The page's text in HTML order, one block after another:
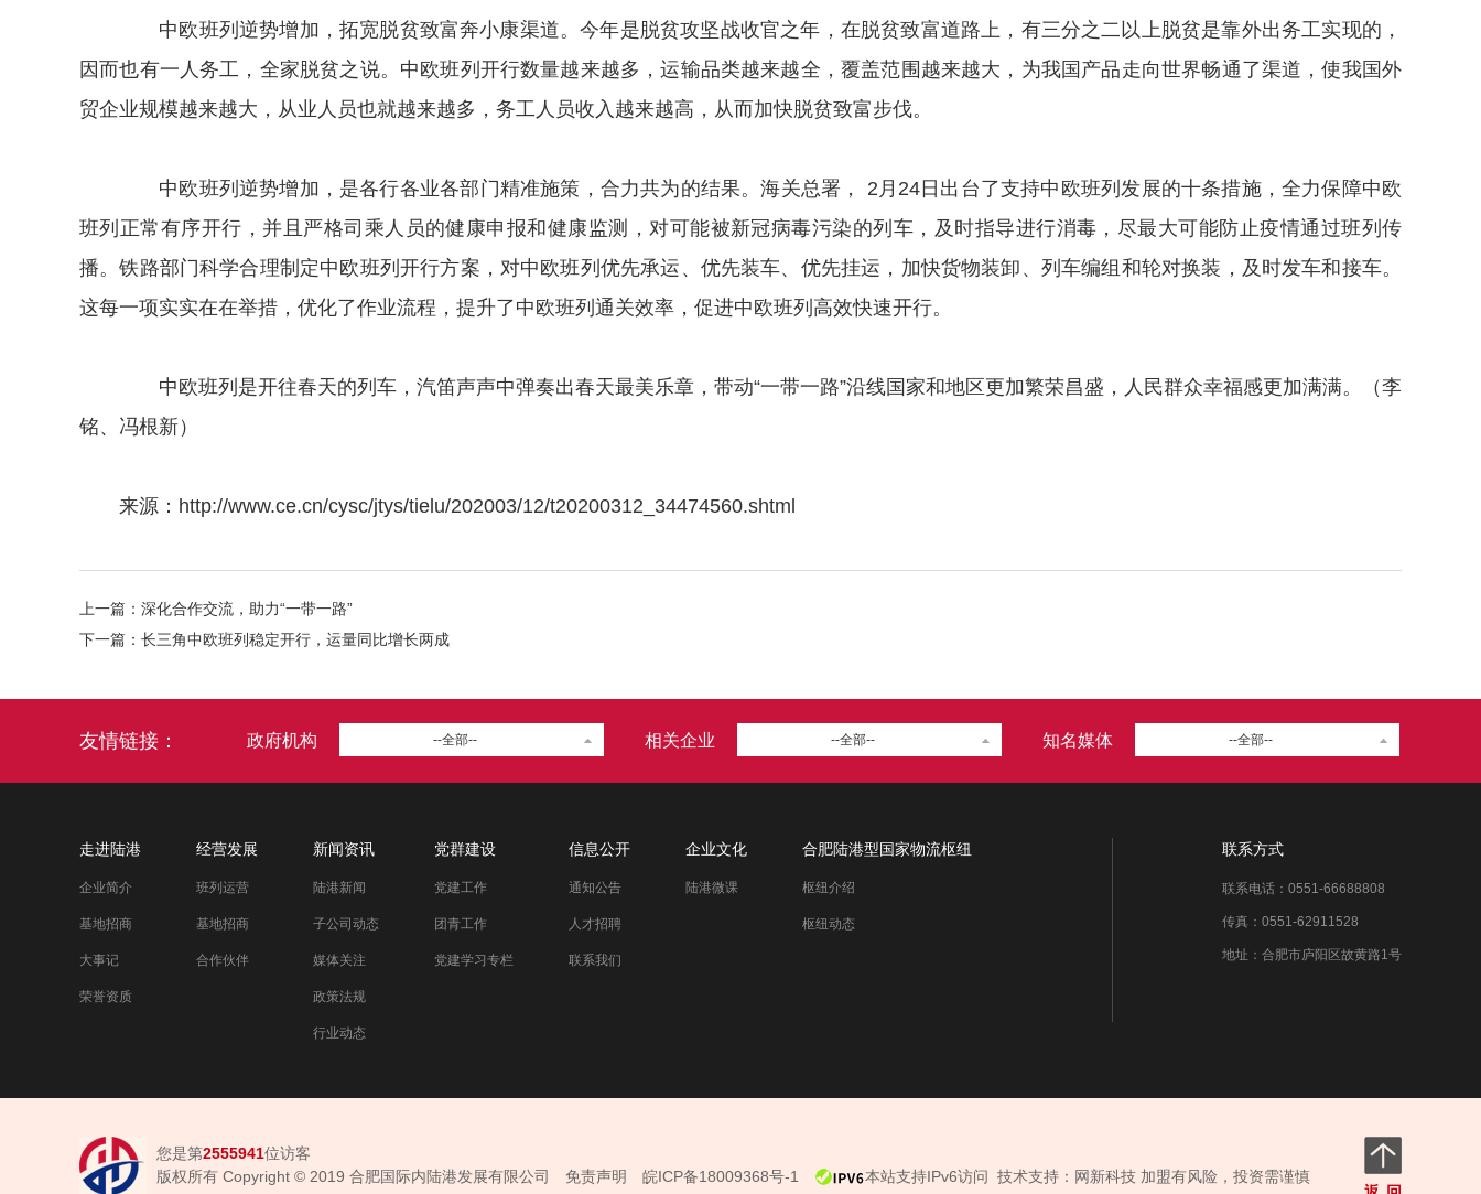
中欧班列逆势增加，拓宽脱贫致富奔小康渠道。今年是脱贫攻坚战收官之年，在脱贫致富道路上，有三分之二以上脱贫是靠外出务工实现的，
因而也有一人务工，全家脱贫之说。中欧班列开行数量越来越多，运输品类越来越全，覆盖范围越来越大，为我国产品走向世界畅通了渠道，使我国外
贸企业规模越来越大，从业人员也就越来越多，务工人员收入越来越高，从而加快脱贫致富步伐。
中欧班列逆势增加，是各行各业各部门精准施策，合力共为的结果。海关总署， 2月24日出台了支持中欧班列发展的十条措施，全力保障中欧
班列正常有序开行，并且严格司乘人员的健康申报和健康监测，对可能被新冠病毒污染的列车，及时指导进行消毒，尽最大可能防止疫情通过班列传
播。铁路部门科学合理制定中欧班列开行方案，对中欧班列优先承运、优先装车、优先挂运，加快货物装卸、列车编组和轮对换装，及时发车和接车。
这每一项实实在在举措，优化了作业流程，提升了中欧班列通关效率，促进中欧班列高效快速开行。
中欧班列是开往春天的列车，汽笛声声中弹奏出春天最美乐章，带动“一带一路”沿线国家和地区更加繁荣昌盛，人民群众幸福感更加满满。（李
铭、冯根新）
来源： http://www.ce.cn/cysc/jtys/tielu/202003/12/t20200312_34474560.shtml
上一篇： 深化合作交流，助力“一带一路”
下一篇： 长三角中欧班列稳定开行，运量同比增长两成
友情链接： 政府机构 --全部-- 相关企业 --全部-- 知名媒体 --全部--
走进陆港
企业简介
基地招商
大事记
荣誉资质
经营发展
班列运营
基地招商
合作伙伴
新闻资讯
陆港新闻
子公司动态
媒体关注
政策法规
行业动态
党群建设
党建工作
团青工作
党建学习专栏
信息公开
通知公告
人才招聘
联系我们
企业文化
陆港微课
合肥陆港型国家物流枢纽
枢纽介绍
枢纽动态
联系方式
联系电话：0551-66688808
传真：0551-62911528
地址：合肥市庐阳区故黄路1号
您是第2555941位访客
版权所有 Copyright © 2019 合肥国际内陆港发展有限公司 免责声明 皖ICP备18009368号-1 本站支持IPv6访问 技术支持： 网新科技 加盟有风险，投资需谨慎